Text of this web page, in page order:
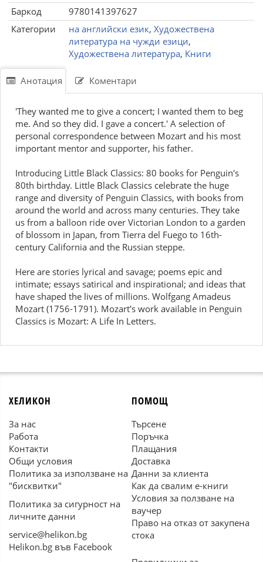
Баркод
9780141397627
Категории
на английски език, Художествена
литература на чужди езици,
Художествена литература, Книги
Анотация Коментари
'They wanted me to give a concert; I wanted them to beg
me. And so they did. I gave a concert.' A selection of
personal correspondence between Mozart and his most
important mentor and supporter, his father.
Introducing Little Black Classics: 80 books for Penguin's
80th birthday. Little Black Classics celebrate the huge
range and diversity of Penguin Classics, with books from
around the world and across many centuries. They take
us from a balloon ride over Victorian London to a garden
of blossom in Japan, from Tierra del Fuego to 16th-
century California and the Russian steppe.
Here are stories lyrical and savage; poems epic and
intimate; essays satirical and inspirational; and ideas that
have shaped the lives of millions. Wolfgang Amadeus
Mozart (1756-1791). Mozart's work available in Penguin
Classics is Mozart: A Life In Letters.
ХЕЛИКОН
За нас
Работа
Контакти
Общи условия
Политика за използване на
"бисквитки"
Политика за сигурност на
личните данни
service@helikon.bg
Helikon.bg във Facebook
ПОМОЩ
Търсене
Поръчка
Плащания
Доставка
Данни за клиента
Как да свалим е-книги
Условия за ползване на
ваучер
Право на отказ от закупена
стока